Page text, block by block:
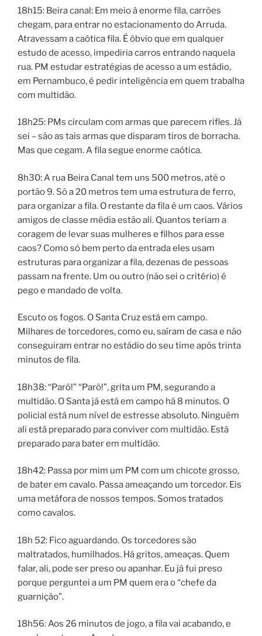
18h15: Beira canal: Em meio à enorme fila, carrões
chegam, para entrar no estacionamento do Arruda.
Atravessam a caótica fila. É óbvio que em qualquer
estudo de acesso, impediria carros entrando naquela
rua. PM estudar estratégias de acesso a um estádio,
em Pernambuco, é pedir inteligência em quem trabalha
com multidão.
18h25: PMs circulam com armas que parecem rifles. Já
sei – são as tais armas que disparam tiros de borracha.
Mas que cegam. A fila segue enorme caótica.
8h30: A rua Beira Canal tem uns 500 metros, até o
portão 9. Só a 20 metros tem uma estrutura de ferro,
para organizar a fila. O restante da fila é um caos. Vários
amigos de classe média estão ali. Quantos teriam a
coragem de levar suas mulheres e filhos para esse
caos? Como só bem perto da entrada eles usam
estruturas para organizar a fila, dezenas de pessoas
passam na frente. Um ou outro (não sei o critério) é
pego e mandado de volta.
Escuto os fogos. O Santa Cruz está em campo.
Milhares de torcedores, como eu, saíram de casa e não
conseguiram entrar no estádio do seu time após trinta
minutos de fila.
18h38: “Parô!” “Parô!”, grita um PM, segurando a
multidão. O Santa já está em campo há 8 minutos. O
policial está num nível de estresse absoluto. Ninguém
ali está preparado para conviver com multidão. Está
preparado para bater em multidão.
18h42: Passa por mim um PM com um chicote grosso,
de bater em cavalo. Passa ameaçando um torcedor. Eis
uma metáfora de nossos tempos. Somos tratados
como cavalos.
18h 52: Fico aguardando. Os torcedores são
maltratados, humilhados. Há gritos, ameaças. Quem
falar, ali, pode ser preso ou apanhar. Eu já fui preso
porque perguntei a um PM quem era o “chefe da
guarnição”.
18h56: Aos 26 minutos de jogo, a fila vai acabando, e